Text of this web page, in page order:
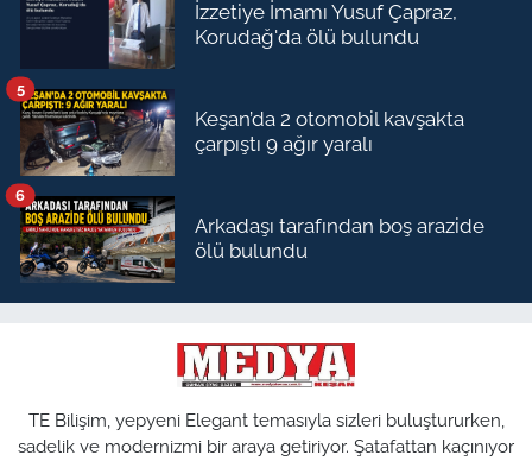
İzzetiye İmamı Yusuf Çapraz,
Korudağ'da ölü bulundu
Keşan’da 2 otomobil kavşakta
çarpıştı 9 ağır yaralı
5
Arkadaşı tarafından boş arazide
ölü bulundu
6
TE Bilişim, yepyeni Elegant temasıyla sizleri buluştururken,
sadelik ve modernizmi bir araya getiriyor. Şatafattan kaçınıyor